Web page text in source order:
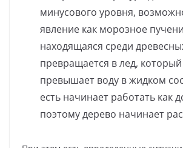
минусового уровня,
явление как морозное
находящаяся среди
превращается в лед,
превышает воду в жидком
есть начинает работать как
поэтому дерево начинает